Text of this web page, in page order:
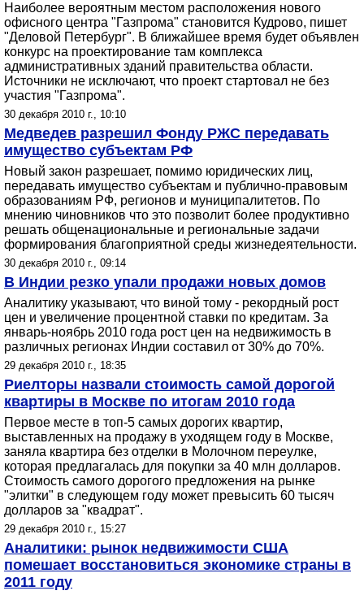
Наиболее вероятным местом расположения нового
офисного центра "Газпрома" становится Кудрово, пишет
"Деловой Петербург". В ближайшее время будет объявлен
конкурс на проектирование там комплекса
административных зданий правительства области.
Источники не исключают, что проект стартовал не без
участия "Газпрома".
30 декабря 2010 г., 10:10
Медведев разрешил Фонду РЖС передавать
имущество субъектам РФ
Новый закон разрешает, помимо юридических лиц,
передавать имущество субъектам и публично-правовым
образованиям РФ, регионов и муниципалитетов. По
мнению чиновников что это позволит более продуктивно
решать общенациональные и региональные задачи
формирования благоприятной среды жизнедеятельности.
30 декабря 2010 г., 09:14
В Индии резко упали продажи новых домов
Аналитику указывают, что виной тому - рекордный рост
цен и увеличение процентной ставки по кредитам. За
январь-ноябрь 2010 года рост цен на недвижимость в
различных регионах Индии составил от 30% до 70%.
29 декабря 2010 г., 18:35
Риелторы назвали стоимость самой дорогой
квартиры в Москве по итогам 2010 года
Первое месте в топ-5 самых дорогих квартир,
выставленных на продажу в уходящем году в Москве,
заняла квартира без отделки в Молочном переулке,
которая предлагалась для покупки за 40 млн долларов.
Стоимость самого дорогого предложения на рынке
"элитки" в следующем году может превысить 60 тысяч
долларов за "квадрат".
29 декабря 2010 г., 15:27
Аналитики: рынок недвижимости США
помешает восстановиться экономике страны в
2011 году